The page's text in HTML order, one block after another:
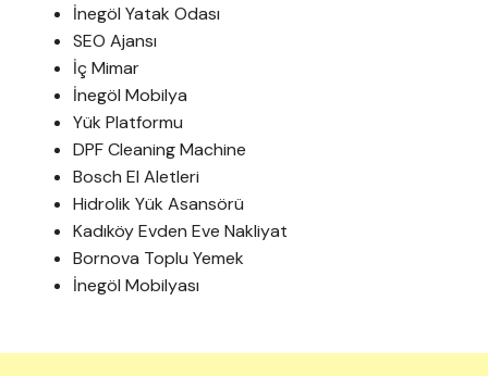
İnegöl Yatak Odası
SEO Ajansı
İç Mimar
İnegöl Mobilya
Yük Platformu
DPF Cleaning Machine
Bosch El Aletleri
Hidrolik Yük Asansörü
Kadıköy Evden Eve Nakliyat
Bornova Toplu Yemek
İnegöl Mobilyası